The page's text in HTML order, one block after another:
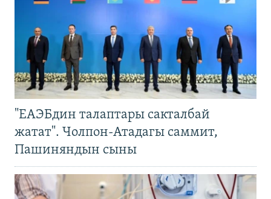
"ЕАЭБдин талаптары сакталбай
жатат". Чолпон-Атадагы саммит,
Пашиняндын сыны